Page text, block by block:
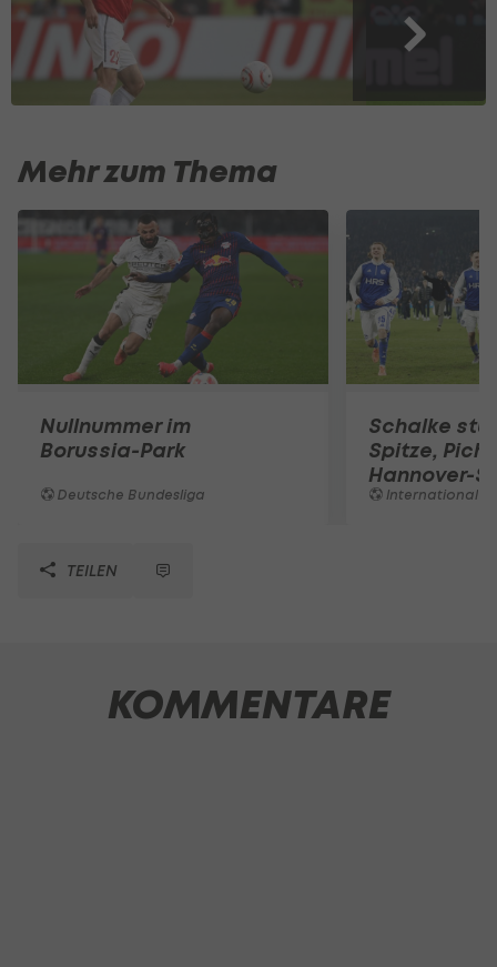
Mehr zum Thema
Nullnummer im
Borussia-Park
Deutsche Bundesliga
Schalke
Spitze,
Hannover-
International
TEILEN
KOMMENTARE